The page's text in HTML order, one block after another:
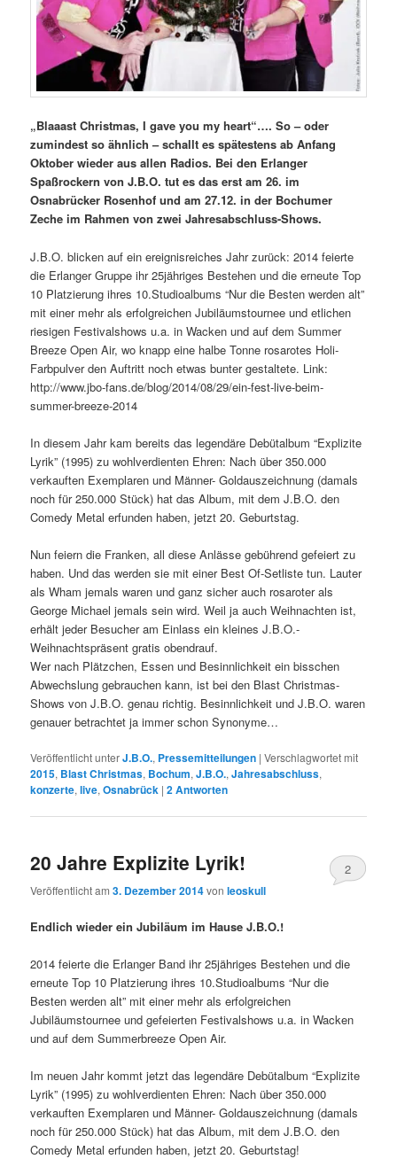
„Blaaast Christmas, I gave you my heart“…. So – oder
zumindest so ähnlich – schallt es spätestens ab Anfang
Oktober wieder aus allen Radios. Bei den Erlanger
Spaßrockern von J.B.O. tut es das erst am 26. im
Osnabrücker Rosenhof und am 27.12. in der Bochumer
Zeche im Rahmen von zwei Jahresabschluss-Shows.
J.B.O. blicken auf ein ereignisreiches Jahr zurück: 2014 feierte
die Erlanger Gruppe ihr 25jähriges Bestehen und die erneute Top
10 Platzierung ihres 10.Studioalbums “Nur die Besten werden alt”
mit einer mehr als erfolgreichen Jubiläumstournee und etlichen
riesigen Festivalshows u.a. in Wacken und auf dem Summer
Breeze Open Air, wo knapp eine halbe Tonne rosarotes Holi-
Farbpulver den Auftritt noch etwas bunter gestaltete. Link:
http://www.jbo-fans.de/blog/2014/08/29/ein-fest-live-beim-
summer-breeze-2014
In diesem Jahr kam bereits das legendäre Debütalbum “Explizite
Lyrik” (1995) zu wohlverdienten Ehren: Nach über 350.000
verkauften Exemplaren und Männer- Goldauszeichnung (damals
noch für 250.000 Stück) hat das Album, mit dem J.B.O. den
Comedy Metal erfunden haben, jetzt 20. Geburtstag.
Nun feiern die Franken, all diese Anlässe gebührend gefeiert zu
haben. Und das werden sie mit einer Best Of-Setliste tun. Lauter
als Wham jemals waren und ganz sicher auch rosaroter als
George Michael jemals sein wird. Weil ja auch Weihnachten ist,
erhält jeder Besucher am Einlass ein kleines J.B.O.-
Weihnachtspräsent gratis obendrauf.
Wer nach Plätzchen, Essen und Besinnlichkeit ein bisschen
Abwechslung gebrauchen kann, ist bei den Blast Christmas-
Shows von J.B.O. genau richtig. Besinnlichkeit und J.B.O. waren
genauer betrachtet ja immer schon Synonyme…
Veröffentlicht unterJ.B.O., Pressemitteilungen |Verschlagwortet mit
2015, Blast Christmas, Bochum,J.B.O.,Jahresabschluss,
konzerte,live,Osnabrück |2Antworten
20 Jahre Explizite Lyrik!
Veröffentlicht am3. Dezember 2014vonleoskull
2
Endlich wieder ein Jubiläum im Hause J.B.O.!
2014 feierte die Erlanger Band ihr 25jähriges Bestehen und die
erneute Top 10 Platzierung ihres 10.Studioalbums “Nur die
Besten werden alt” mit einer mehr als erfolgreichen
Jubiläumstournee und gefeierten Festivalshows u.a. in Wacken
und auf dem Summerbreeze Open Air.
Im neuen Jahr kommt jetzt das legendäre Debütalbum “Explizite
Lyrik” (1995) zu wohlverdienten Ehren: Nach über 350.000
verkauften Exemplaren und Männer- Goldauszeichnung (damals
noch für 250.000 Stück) hat das Album, mit dem J.B.O. den
Comedy Metal erfunden haben, jetzt 20. Geburtstag!